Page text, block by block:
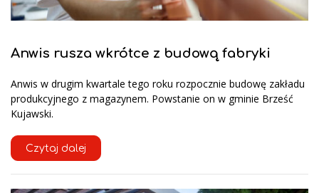
Anwis rusza wkrótce z budową fabryki
Anwis w drugim kwartale tego roku rozpocznie budowę zakładu
produkcyjnego z magazynem. Powstanie on w gminie Brześć
Kujawski.
Czytaj dalej